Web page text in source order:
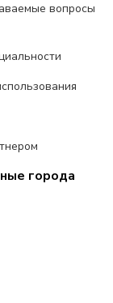
вопросы
города